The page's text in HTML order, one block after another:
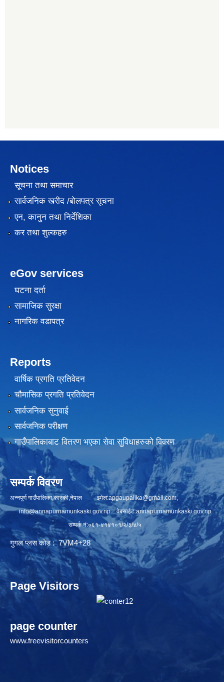
Notices
सूचना तथा समाचार
सार्वजनिक खरीद /बोलपत्र सूचना
एन, कानुन तथा निर्देशिका
कर तथा शुल्कहरु
eGov services
घटना दर्ता
सामाजिक सुरक्षा
नागरिक वडापत्र
Reports
वार्षिक प्रगति प्रतिवेदन
चौमासिक प्रगति प्रतिवेदन
सार्वजनिक सुनुवाई
सार्वजनिक परीक्षण
गाउँपालिकाबाट वितरण भएका सेवा सुविधाहरुको विवरण
सम्पर्क विवरण
अन्नपूर्ण गाउँपालिका,कास्की,नेपाल इमेल:apgaupalika@gmail.com,
info@annapurnamunkaski.gov.npवेबसाईट:annapurnamunkaski.gov.np
सम्पर्क नं:०६१-४१४१०१/२/३/४/५
गुगल प्लस कोड : 7VM4+28
Page Visitors
page counter
www.freevisitorcounters